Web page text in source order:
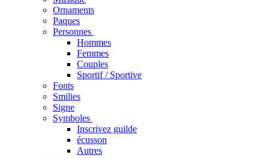
Ornaments
Paques
Personnes
Hommes
Femmes
Couples
Sportif / Sportive
Fonts
Smilies
Signe
Symboles
Inscrivez guilde
écusson
Autres